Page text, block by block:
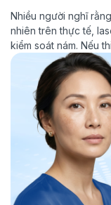
Nhiều người nghĩ
nhiên trên thực tế,
kiểm soát nám. Nếu
sẽ khó ổn định lâu